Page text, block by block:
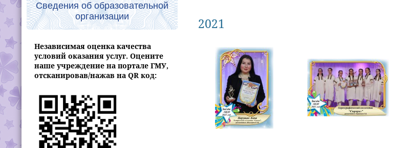
Сведения об образовательной
организации
Независимая оценка качества
условий оказания услуг. Оцените
наше учреждение на портале ГМУ,
отсканировав/нажав на QR код:
2021